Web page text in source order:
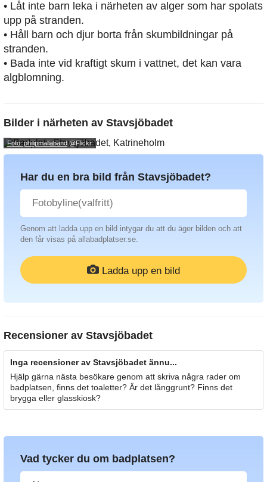
• Låt inte barn leka i närheten av alger som har spolats
upp på stranden.
• Håll barn och djur borta från skumbildningar på
stranden.
• Bada inte vid kraftigt skum i vattnet, det kan vara
algblomning.
Bilder i närheten av Stavsjöbadet
Foto: philipmallaband@Flickr.
Har du en bra bild från Stavsjöbadet?
Genom att ladda upp en bild intygar du att du äger bilden och att
den får visas på allabadplatser.se.
Ladda upp en bild
Recensioner av Stavsjöbadet
Inga recensioner av Stavsjöbadet ännu...
Hjälp gärna nästa besökare genom att skriva några rader om
badplatsen, finns det toaletter? Är det långgrunt? Finns det
brygga eller glasskiosk?
Vad tycker du om badplatsen?